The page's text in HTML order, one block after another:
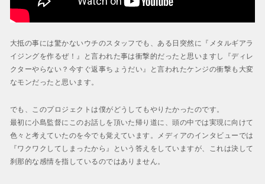
大抵の事には驚かないウチのスタッフでも、ある日突然に『メタルギアラ
イジングを作るぜ！』と言われた事は衝撃的だったと思いますし『ディレ
クターやらない？今すぐ返事ちょうだい』と言われたケンジの衝撃も大変
なモンだったと思います。
でも、このプロジェクトは僕がどうしてもやりたかったのです。
最初に小島監督にこのお話しを頂いた帰り道に、頭の中では実現に向けて
色々と考えていたのを今でも覚えています。メディアのインタビューでは
『ワクワクしてしまったから』という答えをしていますが、これは決して
刹那的な感情を指しているのではありません。